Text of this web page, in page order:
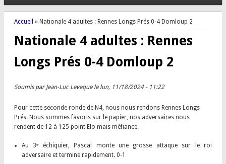
Vous êtes ici
Accueil » Nationale 4 adultes : Rennes Longs Prés 0-4 Domloup 2
Nationale 4 adultes : Rennes
Longs Prés 0-4 Domloup 2
Soumis par Jean-Luc Levequele lun, 11/18/2024 - 11:22
Pour cette seconde ronde de N4, nous nous rendons Rennes Longs
Prés. Nous sommes favoris sur le papier, nos adversaires nous
rendent de 12 à 125 point Elo mais méfiance.
Au 3ᵉ échiquier, Pascal monte une grosse attaque sur le roi
adversaire et termine rapidement. 0-1